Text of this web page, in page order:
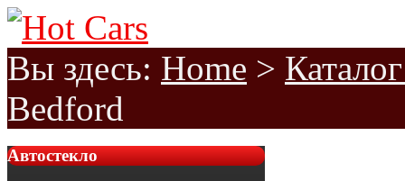
Вы здесь: Home >
Bedford
Автостекло